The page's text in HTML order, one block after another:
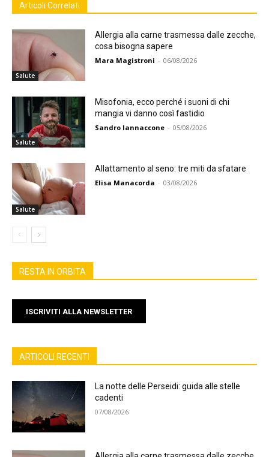
Articoli Correlati
Salute
Allergia alla carne trasmessa dalle zecche,
cosa bisogna sapere
Mara Magistroni - 06/08/2026
Salute
Misofonia, ecco perché i suoni di chi
mangia vi danno così fastidio
Sandro Iannaccone - 05/08/2026
Salute
Allattamento al seno: tre miti da sfatare
Elisa Manacorda - 03/08/2026
RESTA IN ORBITA
ISCRIVITI ALLA NEWSLETTER
ARTICOLI RECENTI
La notte delle Perseidi: guida alle stelle
cadenti
07/08/2026